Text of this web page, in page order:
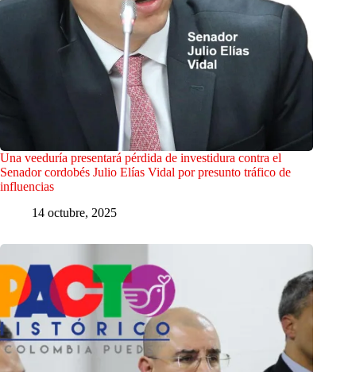
Una veeduría presentará pérdida de investidura contra el
Senador cordobés Julio Elías Vidal por presunto tráfico de
influencias
14 octubre, 2025